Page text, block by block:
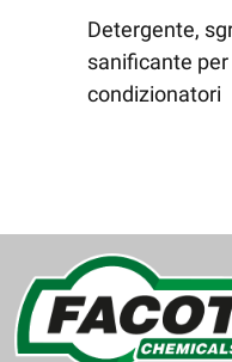
Detergente,
sanificante
condizionatori